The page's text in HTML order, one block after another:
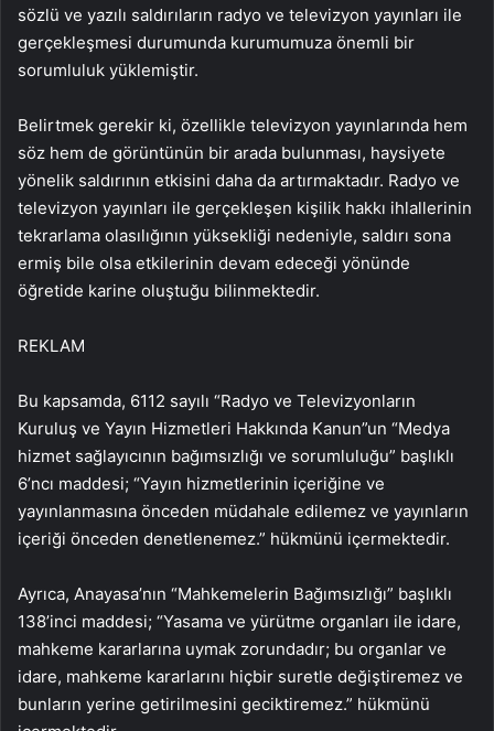
sözlü ve yazılı saldırıların radyo ve televizyon yayınları ile
gerçekleşmesi durumunda kurumumuza önemli bir
sorumluluk yüklemiştir.
Belirtmek gerekir ki, özellikle televizyon yayınlarında hem
söz hem de görüntünün bir arada bulunması, haysiyete
yönelik saldırının etkisini daha da artırmaktadır. Radyo ve
televizyon yayınları ile gerçekleşen kişilik hakkı ihlallerinin
tekrarlama olasılığının yüksekliği nedeniyle, saldırı sona
ermiş bile olsa etkilerinin devam edeceği yönünde
öğretide karine oluştuğu bilinmektedir.
REKLAM
Bu kapsamda, 6112 sayılı “Radyo ve Televizyonların
Kuruluş ve Yayın Hizmetleri Hakkında Kanun”un “Medya
hizmet sağlayıcının bağımsızlığı ve sorumluluğu” başlıklı
6’ncı maddesi; “Yayın hizmetlerinin içeriğine ve
yayınlanmasına önceden müdahale edilemez ve yayınların
içeriği önceden denetlenemez.” hükmünü içermektedir.
Ayrıca, Anayasa’nın “Mahkemelerin Bağımsızlığı” başlıklı
138’inci maddesi; “Yasama ve yürütme organları ile idare,
mahkeme kararlarına uymak zorundadır; bu organlar ve
idare, mahkeme kararlarını hiçbir suretle değiştiremez ve
bunların yerine getirilmesini geciktiremez.” hükmünü